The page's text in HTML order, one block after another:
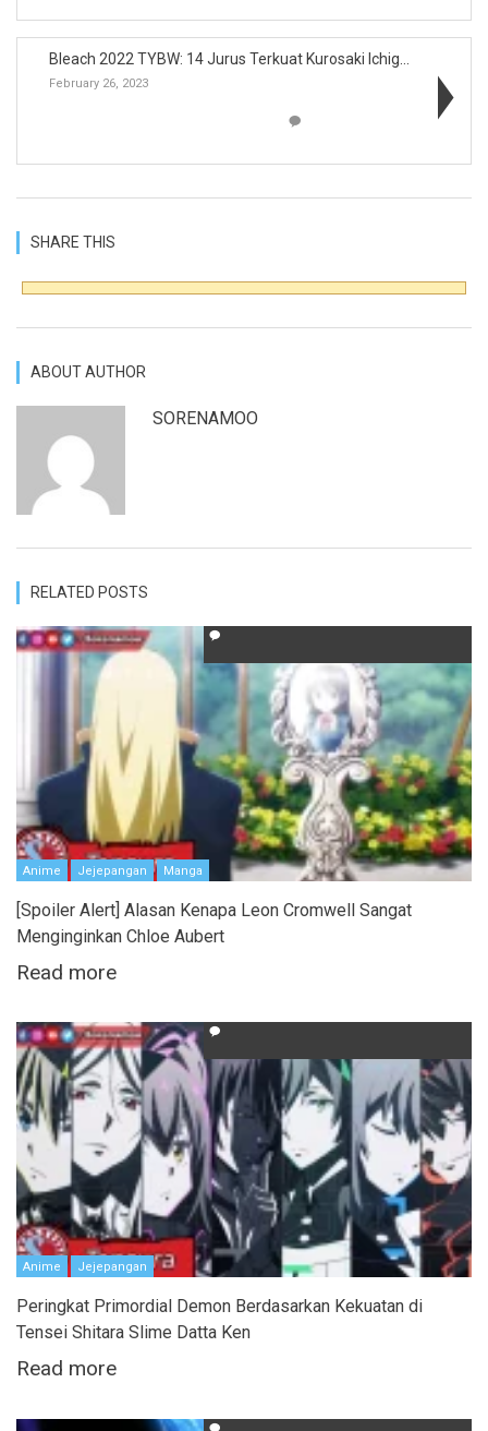
February 26, 2023
SHARE THIS
ABOUT AUTHOR
SORENAMOO
RELATED POSTS
Anime Jejepangan Manga
[Spoiler Alert] Alasan Kenapa Leon Cromwell Sangat
Menginginkan Chloe Aubert
Read more
Anime Jejepangan
Peringkat Primordial Demon Berdasarkan Kekuatan di
Tensei Shitara Slime Datta Ken
Read more